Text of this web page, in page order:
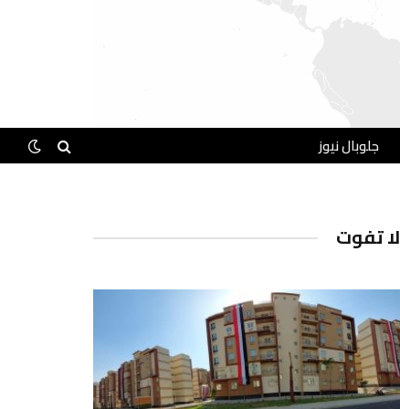
جلوبال نيوز
لا تفوت